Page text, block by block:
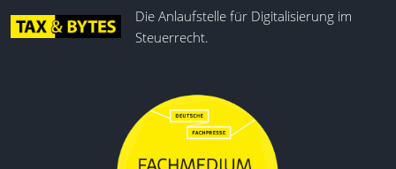
Die Anlaufstelle für Digitalisierung im
Steuerrecht.